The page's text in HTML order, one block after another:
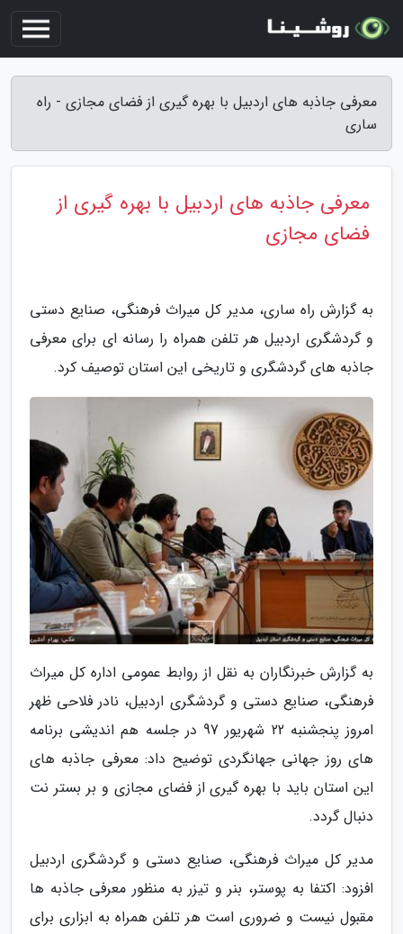
معرفی جاذبه های اردبیل با بهره گیری از فضای مجازی - راه
ساری
معرفی جاذبه های اردبیل با بهره گیری از
فضای مجازی
به گزارش راه ساری، مدیر کل میراث فرهنگی، صنایع دستی
و گردشگری اردبیل هر تلفن همراه را رسانه ای برای معرفی
جاذبه های گردشگری و تاریخی این استان توصیف کرد.
به گزارش خبرنگاران به نقل از روابط عمومی اداره کل میراث
فرهنگی، صنایع دستی و گردشگری اردبیل، نادر فلاحی ظهر
امروز پنجشنبه 22 شهریور 97 در جلسه هم اندیشی برنامه
های روز جهانی جهانگردی توضیح داد: معرفی جاذبه های
این استان باید با بهره گیری از فضای مجازی و بر بستر نت
دنبال گردد.
مدیر کل میراث فرهنگی، صنایع دستی و گردشگری اردبیل
افزود: اکتفا به پوستر، بنر و تیزر به منظور معرفی جاذبه ها
مقبول نیست و ضروری است هر تلفن همراه به ابزاری برای